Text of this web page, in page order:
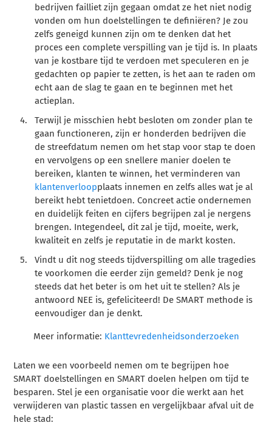
bedrijven failliet zijn gegaan omdat ze het niet nodig
vonden om hun doelstellingen te definiëren? Je zou
zelfs geneigd kunnen zijn om te denken dat het
proces een complete verspilling van je tijd is. In plaats
van je kostbare tijd te verdoen met speculeren en je
gedachten op papier te zetten, is het aan te raden om
echt aan de slag te gaan en te beginnen met het
actieplan.
Terwijl je misschien hebt besloten om zonder plan te
gaan functioneren, zijn er honderden bedrijven die
de streefdatum nemen om het stap voor stap te doen
en vervolgens op een snellere manier doelen te
bereiken, klanten te winnen, het verminderen van
klantenverloopplaats innemen en zelfs alles wat je al
bereikt hebt tenietdoen. Concreet actie ondernemen
en duidelijk feiten en cijfers begrijpen zal je nergens
brengen. Integendeel, dit zal je tijd, moeite, werk,
kwaliteit en zelfs je reputatie in de markt kosten.
Vindt u dit nog steeds tijdverspilling om alle tragedies
te voorkomen die eerder zijn gemeld? Denk je nog
steeds dat het beter is om het uit te stellen? Als je
antwoord NEE is, gefeliciteerd! De SMART methode is
eenvoudiger dan je denkt.
Meer informatie: Klanttevredenheidsonderzoeken
Laten we een voorbeeld nemen om te begrijpen hoe
SMART doelstellingen en SMART doelen helpen om tijd te
besparen. Stel je een organisatie voor die werkt aan het
verwijderen van plastic tassen en vergelijkbaar afval uit de
hele stad: